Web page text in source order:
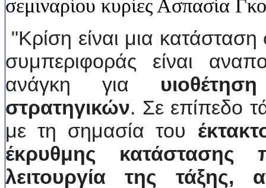
σεμιναρίου κυρίες Ασπασία
"Κρίση είναι μια
συμπεριφοράς είναι
ανάγκη για
στρατηγικών. Σε επίπεδο
με τη σημασία του
έκρυθμης κατάστασης
λειτουργία της τάξης,